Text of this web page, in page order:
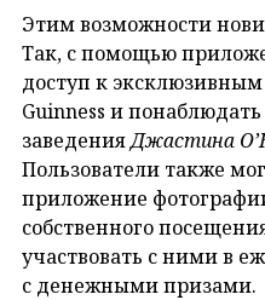
Этим возможности
Так, с помощью
доступ к
Guinness и
заведенияДжастина
Пользователи также
приложение
собственного
участвовать с ними в
с денежными призами.